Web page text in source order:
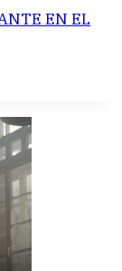
EN EL